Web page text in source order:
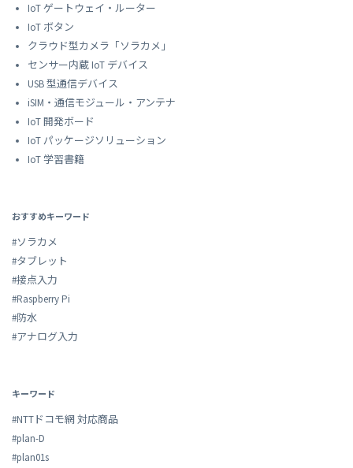
IoT ゲートウェイ・ルーター
IoT ボタン
クラウド型カメラ「ソラカメ」
センサー内蔵 IoT デバイス
USB 型通信デバイス
iSIM・通信モジュール・アンテナ
IoT 開発ボード
IoT パッケージソリューション
IoT 学習書籍
おすすめキーワード
#ソラカメ
#タブレット
#接点入力
#Raspberry Pi
#防水
#アナログ入力
キーワード
#NTTドコモ網 対応商品
#plan-D
#plan01s